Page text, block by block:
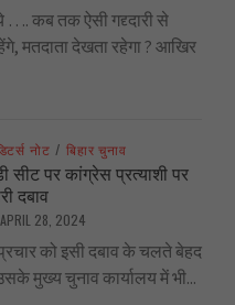
…. कब तक ऐसी गद्द्दारी से
मतदाता देखता रहेगा ? आखिर
नोट / बिहार चुनाव
सीट पर कांग्रेस प्रत्याशी पर
दबाव
APRIL 28, 2024
को इसी दबाव के चलते बेहद
मुख्य चुनाव कार्यालय में भी...